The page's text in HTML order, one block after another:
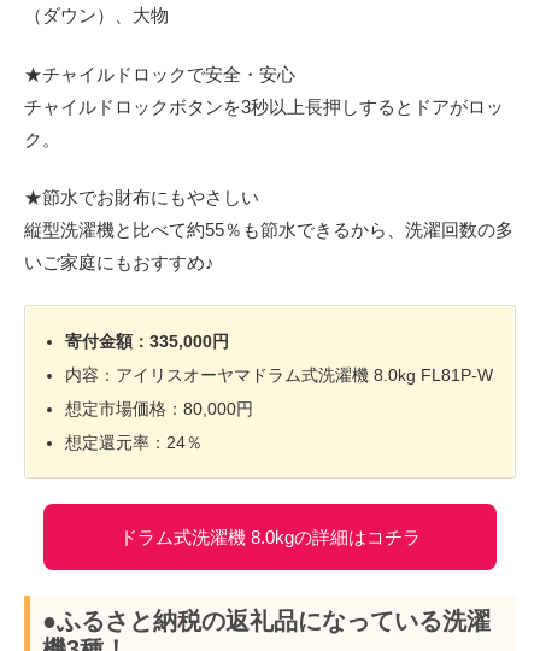
（ダウン）、大物
★チャイルドロックで安全・安心
チャイルドロックボタンを3秒以上長押しするとドアがロッ
ク。
★節水でお財布にもやさしい
縦型洗濯機と比べて約55％も節水できるから、洗濯回数の多
いご家庭にもおすすめ♪
寄付金額：335,000円
内容：アイリスオーヤマドラム式洗濯機 8.0kg FL81P-W
想定市場価格：80,000円
想定還元率：24％
ドラム式洗濯機 8.0kgの詳細はコチラ
●ふるさと納税の返礼品になっている洗濯